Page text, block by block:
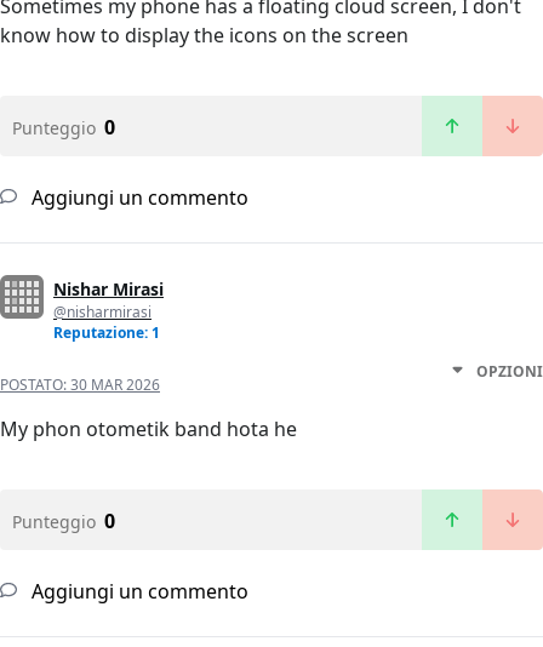
Sometimes my phone has a floating cloud screen, I don't
know how to display the icons on the screen
Punteggio 0
Aggiungi un commento
Nishar Mirasi
@nisharmirasi
Reputazione: 1
POSTATO:30 MAR 2026
OPZIONI
My phon otometik band hota he
Punteggio 0
Aggiungi un commento